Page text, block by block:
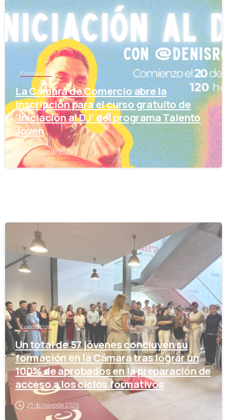
Formación
La Cámara de Comercio abre la
inscripción para el curso gratuito de
‘Iniciación al DJ’ del programa Talento
Joven
8 de julio de 2026
Formación
Un total de 57 jóvenes concluyen su
formación en la Cámara tras lograr un
100% de aprobados en la preparación de
acceso a los ciclos formativos
25 de mayo de 2026